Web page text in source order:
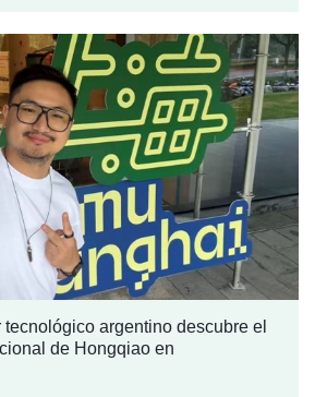
argentino descubre el
de Hongqiao en